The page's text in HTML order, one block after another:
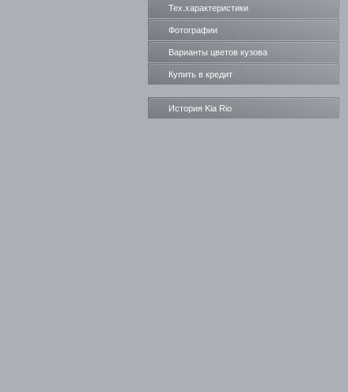
Тех.характеристики
Фотографии
Варианты цветов кузова
Купить в кредит
История Kia Rio